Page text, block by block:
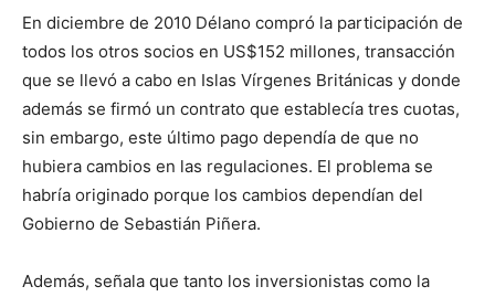
En diciembre de 2010 Délano compró la participación de
todos los otros socios en US$152 millones, transacción
que se llevó a cabo en Islas Vírgenes Británicas y donde
además se firmó un contrato que establecía tres cuotas,
sin embargo, este último pago dependía de que no
hubiera cambios en las regulaciones. El problema se
habría originado porque los cambios dependían del
Gobierno de Sebastián Piñera.
Además, señala que tanto los inversionistas como la